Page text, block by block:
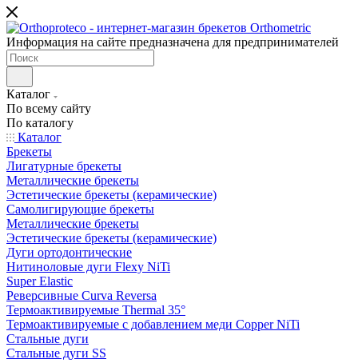
Информация на сайте предназначена для предпринимателей
Каталог
По всему сайту
По каталогу
Каталог
Брекеты
Лигатурные брекеты
Металлические брекеты
Эстетические брекеты (керамические)
Самолигирующие брекеты
Металлические брекеты
Эстетические брекеты (керамические)
Дуги ортодонтические
Нитиноловые дуги Flexy NiTi
Super Elastic
Реверсивные Curva Reversa
Термоактивируемые Thermal 35°
Термоактивируемые с добавлением меди Copper NiTi
Стальные дуги
Стальные дуги SS